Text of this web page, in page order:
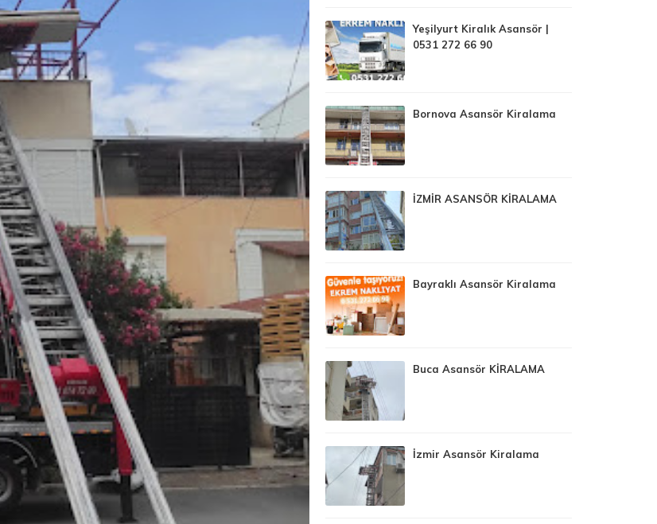
Yeşilyurt Kiralık Asansör |
0531 272 66 90
Bornova Asansör Kiralama
İZMİR ASANSÖR KİRALAMA
Bayraklı Asansör Kiralama
Buca Asansör KİRALAMA
İzmir Asansör Kiralama